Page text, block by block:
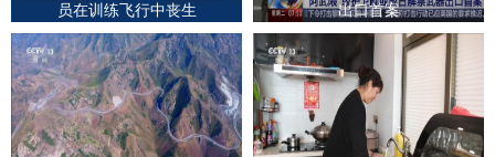
员在训练飞行中丧生
出口首案